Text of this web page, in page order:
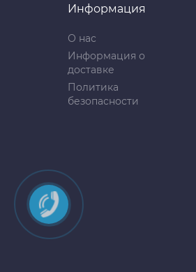
Информация
О нас
Информация о
доставке
Политика
безопасности